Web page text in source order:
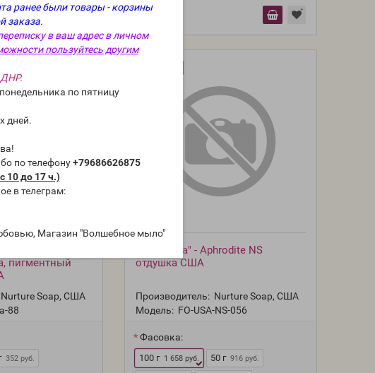
ранее были товары - корзины
заказа.
в ваш адрес в личном
пользуйтесь другим
ДНР.
по пятницу
дней.
по телефону+79686626875
10 до 17 ч.)
в телеграм:
Магазин "Волшебное мыло"
пигментный
Nurture Soap, США
88
352 руб.
"Афродита" - Aphrodite NS
отдушка США
Производитель: Nurture Soap, США
Модель: FO-USA-NS-056
Фасовка:
100 г 1 658 руб. 50 г 916 руб.